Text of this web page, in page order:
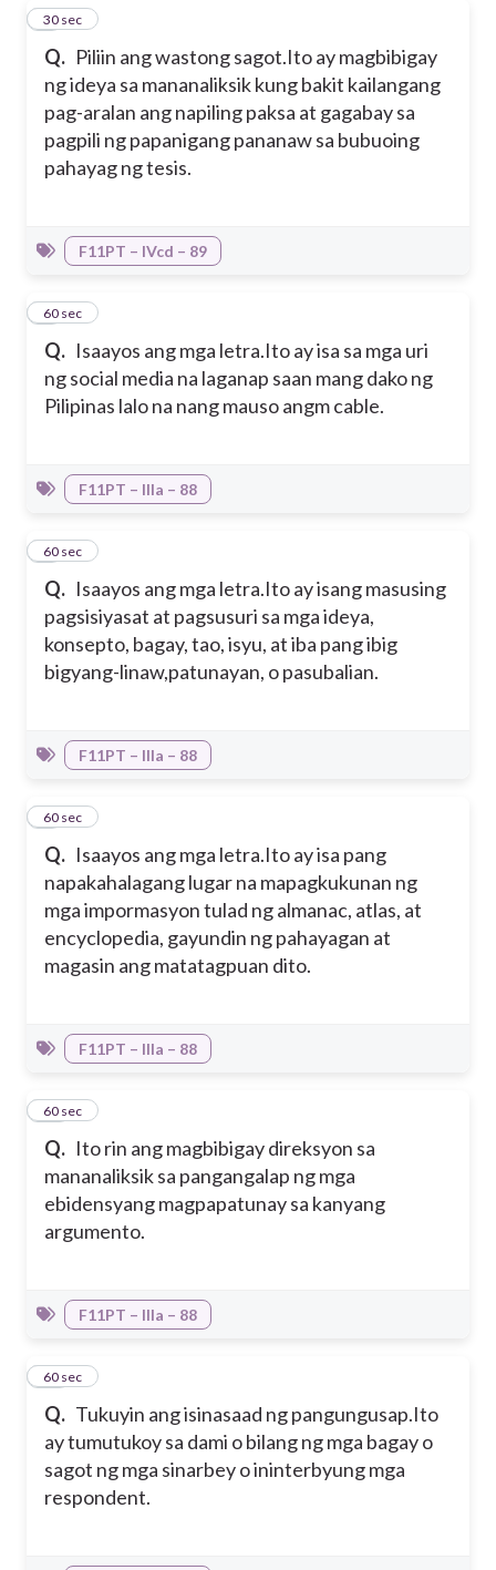
Q. Piliin ang wastong sagot.Ito ay magbibigay
ng ideya sa mananaliksik kung bakit kailangang
pag-aralan ang napiling paksa at gagabay sa
pagpili ng papanigang pananaw sa bubuoing
pahayag ng tesis.
6
30 sec
F11PT – IVcd – 89
Q. Isaayos ang mga letra.Ito ay isa sa mga uri
ng social media na laganap saan mang dako ng
Pilipinas lalo na nang mauso angm cable.
760 sec
F11PT – IIIa – 88
Q. Isaayos ang mga letra.Ito ay isang masusing
pagsisiyasat at pagsusuri sa mga ideya,
konsepto, bagay, tao, isyu, at iba pang ibig
bigyang-linaw,patunayan, o pasubalian.
860 sec
F11PT – IIIa – 88
Q. Isaayos ang mga letra.Ito ay isa pang
napakahalagang lugar na mapagkukunan ng
mga impormasyon tulad ng almanac, atlas, at
encyclopedia, gayundin ng pahayagan at
magasin ang matatagpuan dito.
960 sec
F11PT – IIIa – 88
Q. Ito rin ang magbibigay direksyon sa
mananaliksik sa pangangalap ng mga
ebidensyang magpapatunay sa kanyang
argumento.
10
60 sec
F11PT – IIIa – 88
Q. Tukuyin ang isinasaad ng pangungusap.Ito
ay tumutukoy sa dami o bilang ng mga bagay o
sagot ng mga sinarbey o ininterbyung mga
respondent.
11
60 sec